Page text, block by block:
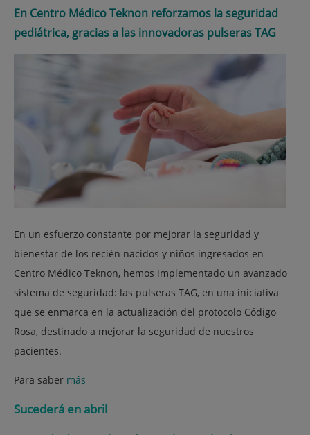
En Centro Médico Teknon reforzamos la seguridad
pediátrica, gracias a las innovadoras pulseras TAG
En un esfuerzo constante por mejorar la seguridad y
bienestar de los recién nacidos y niños ingresados en
Centro Médico Teknon, hemos implementado un avanzado
sistema de seguridad: las pulseras TAG, en una iniciativa
que se enmarca en la actualización del protocolo Código
Rosa, destinado a mejorar la seguridad de nuestros
pacientes.
Para saber más
Sucederá en abril